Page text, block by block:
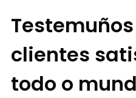
clientes
todo o